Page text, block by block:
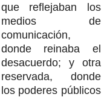
que reflejaban los
medios de
comunicación,
donde reinaba el
desacuerdo; y otra
reservada, donde
los poderes públicos